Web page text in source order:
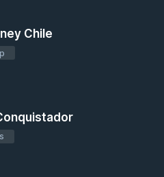
Chile